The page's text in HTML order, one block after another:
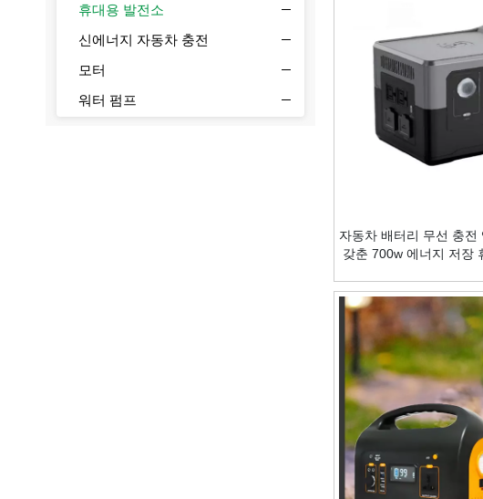
휴대용 발전소
신에너지 자동차 충전
모터
워터 펌프
자동차 배터리 무선 충전
갖춘 700w 에너지 저장